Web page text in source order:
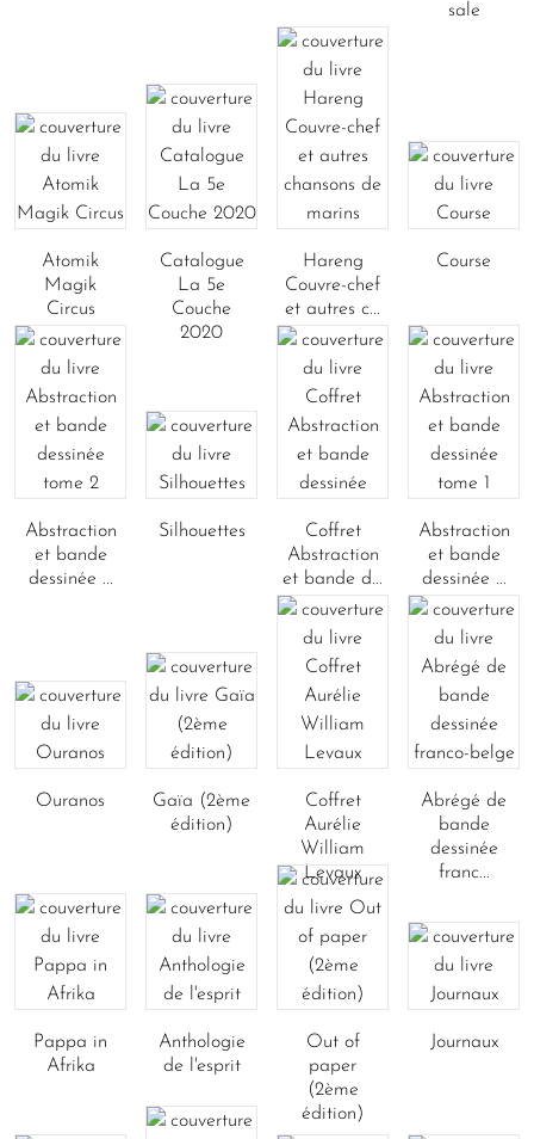
sale
Atomik
Magik
Circus
Catalogue
La 5e
Couche
2020
Hareng
Couvre-chef
et autres c...
Course
Abstraction
et bande
dessinée ...
Silhouettes
Coffret
Abstraction
et bande d...
Abstraction
et bande
dessinée ...
Ouranos
Gaïa (2ème
édition)
Coffret
Aurélie
William
Levaux
Abrégé de
bande
dessinée
franc...
Pappa in
Afrika
Anthologie
de l'esprit
Out of
paper
(2ème
édition)
Journaux